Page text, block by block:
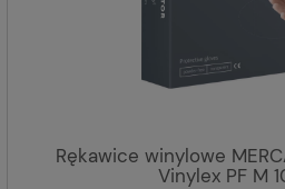
Rękawice winylowe
Vinylex PF M